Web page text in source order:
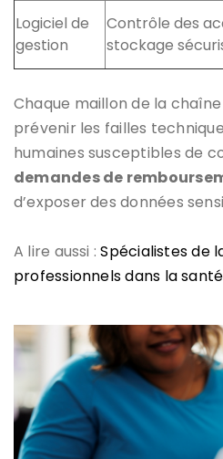
Logiciel de
gestion
Contrôle des
stockage
Chaque maillon de la
prévenir les failles
humaines susceptibles de
demandes de
d’exposer des données
A lire aussi :Spécialistes de
professionnels dans la